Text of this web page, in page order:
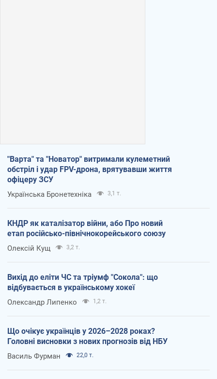
"Варта" та "Новатор" витримали кулеметний
обстріл і удар FPV-дрона, врятувавши життя
офіцеру ЗСУ
Українська Бронетехніка 3,1 т.
КНДР як каталізатор війни, або Про новий
етап російсько-північнокорейського союзу
Олексій Кущ 3,2 т.
Вихід до еліти ЧС та тріумф "Сокола": що
відбувається в українському хокеї
Олександр Липенко 1,2 т.
Що очікує українців у 2026–2028 роках?
Головні висновки з нових прогнозів від НБУ
Василь Фурман 22,0 т.